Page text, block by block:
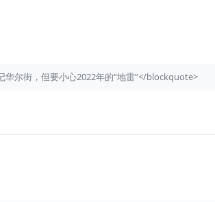
华尔街，但要小心2022年的“地雷”</blockquote>